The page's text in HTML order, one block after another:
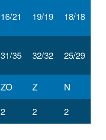
16/21 19/19 18/18
31/35 32/32 25/29
ZO Z
N
2 2 2